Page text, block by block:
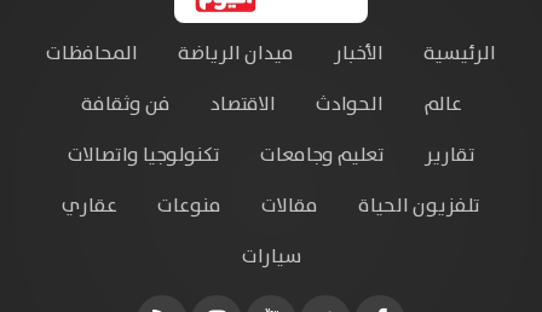
الرئيسية الأخبار ميدان الرياضة
المحافظات
عالم
الحوادث الاقتصاد
فن وثقافة
تقارير
تعليم وجامعات
تكنولوجيا واتصالات
تلفزيون الحياة
مقالات منوعات
عقاري
سيارات